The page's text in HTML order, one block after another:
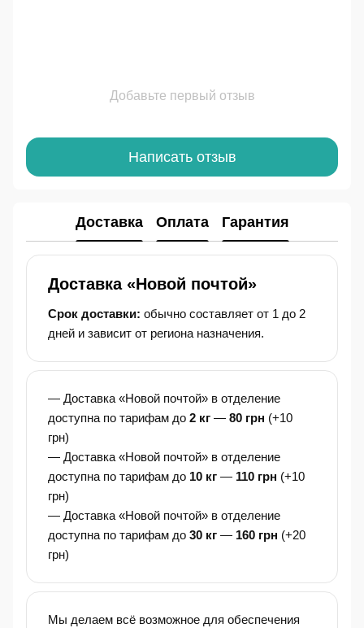
Добавьте первый отзыв
Написать отзыв
Доставка Оплата Гарантия
Доставка «Новой почтой»
Срок доставки: обычно составляет от 1 до 2
дней и зависит от региона назначения.
— Доставка «Новой почтой» в отделение
доступна по тарифам до 2 кг — 80 грн (+10
грн)
— Доставка «Новой почтой» в отделение
доступна по тарифам до 10 кг — 110 грн (+10
грн)
— Доставка «Новой почтой» в отделение
доступна по тарифам до 30 кг — 160 грн (+20
грн)
Мы делаем всё возможное для обеспечения